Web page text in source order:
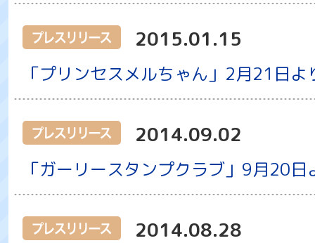
2015.01.15
「プリンセスメルちゃん」2月21日よ
2014.09.02
「ガーリースタンプクラブ」9月20
2014.08.28